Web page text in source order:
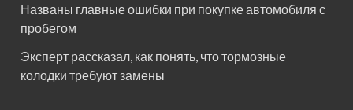
Названы главные ошибки при покупке автомобиля с
пробегом
Эксперт рассказал, как понять, что тормозные
колодки требуют замены